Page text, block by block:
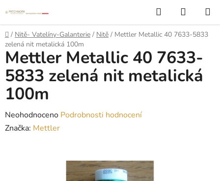
na
obsah
Hledat
KOŠÍK
Domů
/ Nitě- Vatelíny-Galanterie / Nitě / Mettler Metallic 40 7633-5833
zelená nit metalická 100m
Mettler Metallic 40 7633-
5833 zelená nit metalická
100m
Průměrné
hodnocení
Neohodnoceno Podrobnosti hodnocení
Značka: Mettler